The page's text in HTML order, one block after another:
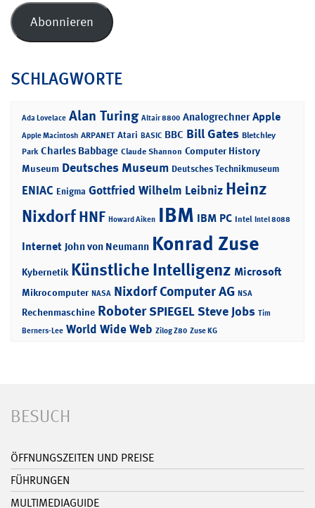
Adresse
Abonnieren
SCHLAGWORTE
Ada Lovelace Alan Turing Altair 8800 Analogrechner Apple
Apple Macintosh ARPANET Atari BASIC BBC Bill Gates Bletchley
Park Charles Babbage Claude Shannon Computer History
Museum Deutsches Museum Deutsches Technikmuseum
ENIAC Enigma Gottfried Wilhelm Leibniz Heinz
NixdorfHNF Howard Aiken IBM IBM PC Intel Intel 8088
Internet John von Neumann Konrad Zuse
Kybernetik Künstliche Intelligenz Microsoft
Mikrocomputer NASA Nixdorf Computer AG NSA
Rechenmaschine RoboterSPIEGELSteve Jobs Tim
Berners-Lee World Wide Web Zilog Z80 Zuse KG
BESUCH
ÖFFNUNGSZEITEN UND PREISE
FÜHRUNGEN
MULTIMEDIAGUIDE